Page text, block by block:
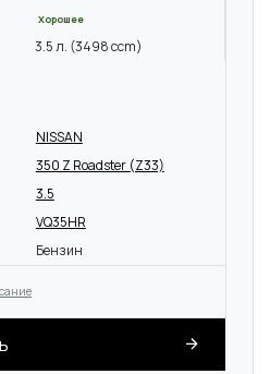
Хорошее
3.5 л. (3498 ccm)
NISSAN
350 Z Roadster (Z33)
3.5
VQ35HR
Бензин